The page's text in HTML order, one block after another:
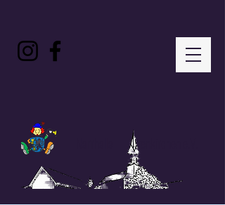
Narrhalla Attenkirchen e.V.